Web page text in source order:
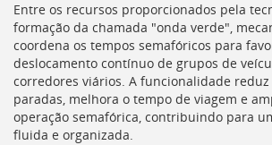
Entre os recursos proporcionados pela
formação da chamada "onda verde",
coordena os tempos semafóricos para
deslocamento contínuo de grupos de
corredores viários. A funcionalidade
paradas, melhora o tempo de viagem e
operação semafórica, contribuindo para
fluida e organizada.